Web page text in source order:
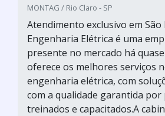
MONTAG / Rio Claro - SP
Atendimento exclusivo em
Engenharia Elétrica é uma
presente no mercado há
oferece os melhores serviços
engenharia elétrica, com
com a qualidade garantida
treinados e capacitados.A